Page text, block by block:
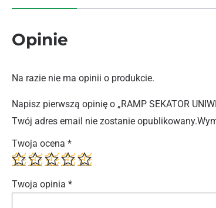
Opinie
Na razie nie ma opinii o produkcie.
Napisz pierwszą opinię o „RAMP SEKATOR
Twój adres email nie zostanie opublikowany.
Twoja ocena *
Twoja opinia *